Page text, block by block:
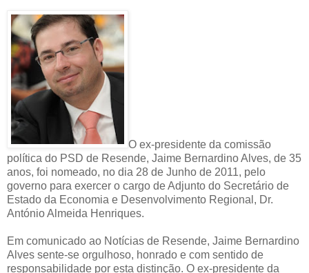
O ex-presidente da comissão
política do PSD de Resende, Jaime Bernardino Alves, de 35
anos, foi nomeado, no dia 28 de Junho de 2011, pelo
governo para exercer o cargo de Adjunto do Secretário de
Estado da Economia e Desenvolvimento Regional, Dr.
António Almeida Henriques.
Em comunicado ao Notícias de Resende, Jaime Bernardino
Alves sente-se orgulhoso, honrado e com sentido de
responsabilidade por esta distinção. O ex-presidente da